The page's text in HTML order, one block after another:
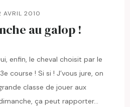
AVRIL 2010
au galop !
enfin, le cheval choisit par le
course ! Si si ! J’vous jure, on
classe de jouer aux
ça peut rapporter…